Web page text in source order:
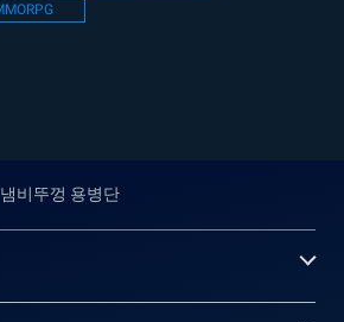
니다. 중국에서 먼저 선
냄비뚜껑 용병단